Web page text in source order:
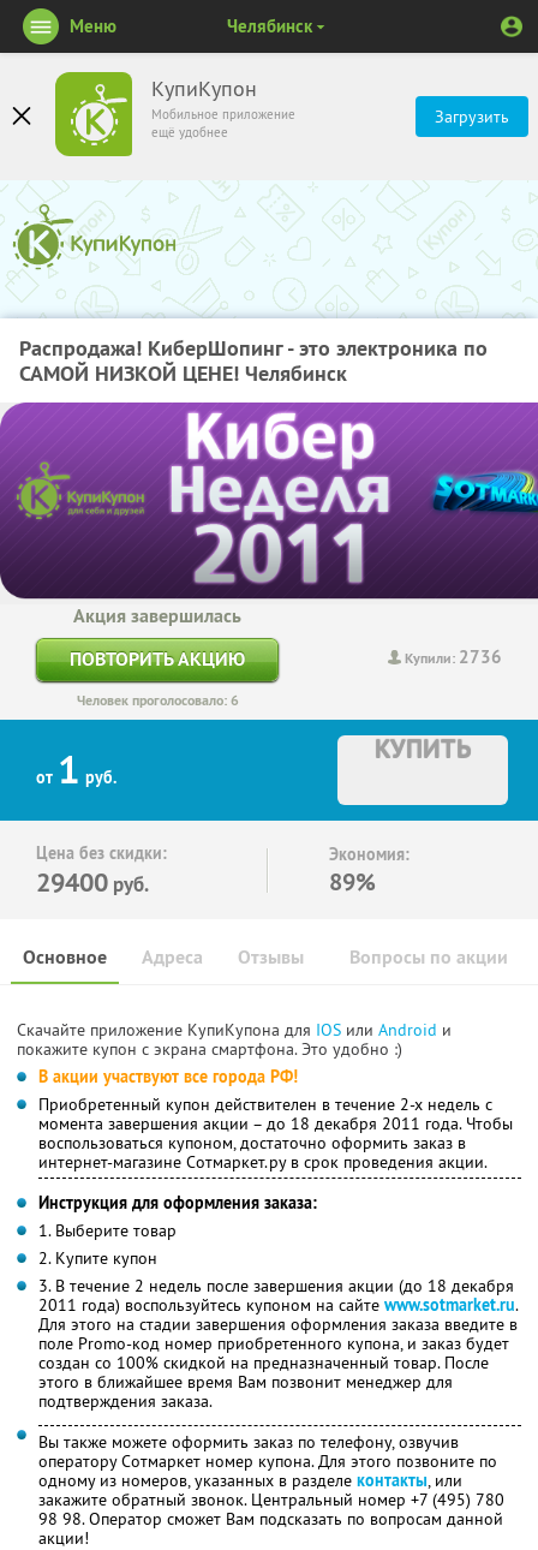
КупиКупон
Мобильное приложение
ещё удобнее
Загрузить
Меню Челябинск
Распродажа! КиберШопинг - это электроника по
САМОЙ НИЗКОЙ ЦЕНЕ! Челябинск
Купили: 2736
Акция завершилась
ПОВТОРИТЬ АКЦИЮ
Человек проголосовало: 6
от 1 руб.
КУПИТЬ
Цена без скидки:
29400 руб.
Экономия:
89%
Основное Отзывы Вопросы по акции
Адреса
Скачайте приложение КупиКупона для IOS или Android и
покажите купон с экрана смартфона. Это удобно :)
В акции участвуют все города РФ!
Приобретенный купон действителен в течение 2-х недель с
момента завершения акции – до 18 декабря 2011 года. Чтобы
воспользоваться купоном, достаточно оформить заказ в
интернет-магазине Сотмаркет.ру в срок проведения акции.
Инструкция для оформления заказа:
1. Выберите товар
2. Купите купон
3. В течение 2 недель после завершения акции (до 18 декабря
2011 года) воспользуйтесь купоном на сайте www.sotmarket.ru.
Для этого на стадии завершения оформления заказа введите в
поле Promo-код номер приобретенного купона, и заказ будет
создан со 100% скидкой на предназначенный товар. После
этого в ближайшее время Вам позвонит менеджер для
подтверждения заказа.
Вы также можете оформить заказ по телефону, озвучив
оператору Сотмаркет номер купона. Для этого позвоните по
одному из номеров, указанных в разделе контакты, или
закажите обратный звонок. Центральный номер +7 (495) 780
98 98. Оператор сможет Вам подсказать по вопросам данной
акции!